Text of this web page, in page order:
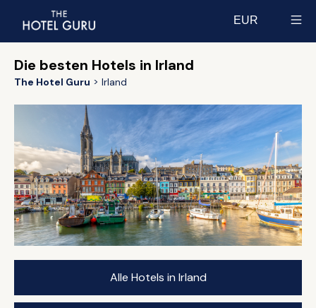
EUR
Die besten Hotels in Irland
The Hotel Guru Irland
Alle Hotels in Irland